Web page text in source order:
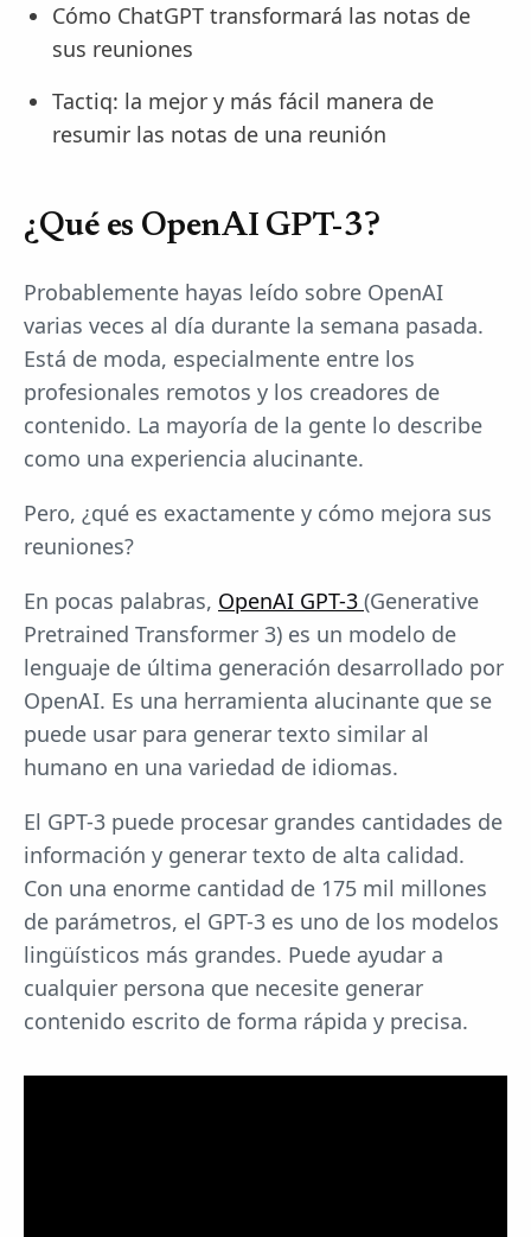
Cómo ChatGPT transformará las notas de
sus reuniones
Tactiq: la mejor y más fácil manera de
resumir las notas de una reunión
¿Qué es OpenAI GPT-3?
Probablemente hayas leído sobre OpenAI
varias veces al día durante la semana pasada.
Está de moda, especialmente entre los
profesionales remotos y los creadores de
contenido. La mayoría de la gente lo describe
como una experiencia alucinante.
Pero, ¿qué es exactamente y cómo mejora sus
reuniones?
En pocas palabras, OpenAI GPT-3 (Generative
Pretrained Transformer 3) es un modelo de
lenguaje de última generación desarrollado por
OpenAI. Es una herramienta alucinante que se
puede usar para generar texto similar al
humano en una variedad de idiomas.
El GPT-3 puede procesar grandes cantidades de
información y generar texto de alta calidad.
Con una enorme cantidad de 175 mil millones
de parámetros, el GPT-3 es uno de los modelos
lingüísticos más grandes. Puede ayudar a
cualquier persona que necesite generar
contenido escrito de forma rápida y precisa.